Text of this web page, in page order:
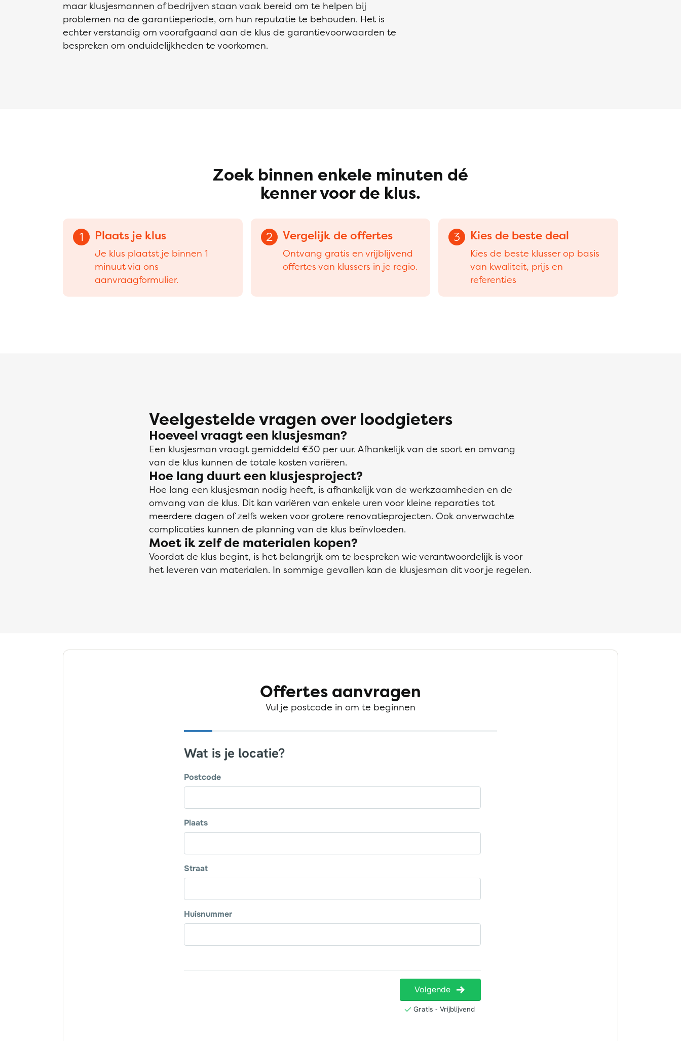
maar klusjesmannen of bedrijven staan vaak bereid om te helpen bij
problemen na de garantieperiode, om hun reputatie te behouden. Het is
echter verstandig om voorafgaand aan de klus de garantievoorwaarden te
bespreken om onduidelijkheden te voorkomen.
Zoek binnen enkele minuten dé
kenner voor de klus.
1 Plaats je klus
Je klus plaatst je binnen 1
minuut via ons
aanvraagformulier.
2 Vergelijk de offertes
Ontvang gratis en vrijblijvend
offertes van klussers in je regio.
3 Kies de beste deal
Kies de beste klusser op basis
van kwaliteit, prijs en
referenties
Veelgestelde vragen over loodgieters
Hoeveel vraagt een klusjesman?
Een klusjesman vraagt gemiddeld €30 per uur. Afhankelijk van de soort en omvang
van de klus kunnen de totale kosten variëren.
Hoe lang duurt een klusjesproject?
Hoe lang een klusjesman nodig heeft, is afhankelijk van de werkzaamheden en de
omvang van de klus. Dit kan variëren van enkele uren voor kleine reparaties tot
meerdere dagen of zelfs weken voor grotere renovatieprojecten. Ook onverwachte
complicaties kunnen de planning van de klus beïnvloeden.
Moet ik zelf de materialen kopen?
Voordat de klus begint, is het belangrijk om te bespreken wie verantwoordelijk is voor
het leveren van materialen. In sommige gevallen kan de klusjesman dit voor je regelen.
Offertes aanvragen
Vul je postcode in om te beginnen